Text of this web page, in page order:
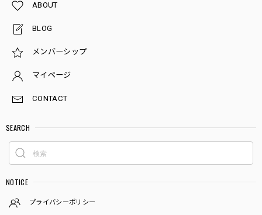
ABOUT
BLOG
メンバーシップ
マイページ
CONTACT
SEARCH
NOTICE
プライバシーポリシー